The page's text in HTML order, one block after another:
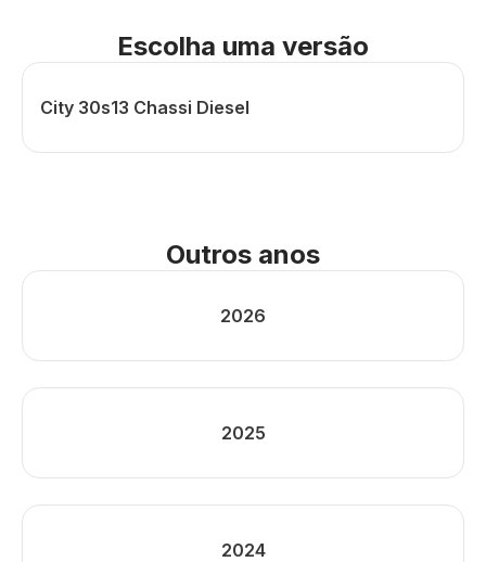
Escolha uma versão
City 30s13 Chassi Diesel
Outros anos
2026
2025
2024